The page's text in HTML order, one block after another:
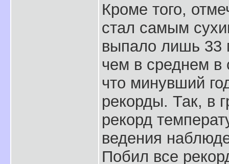
Кроме того,
стал самым
выпало лишь 33
чем в среднем в
что минувший
рекорды. Так, в
рекорд
ведения
Побил все